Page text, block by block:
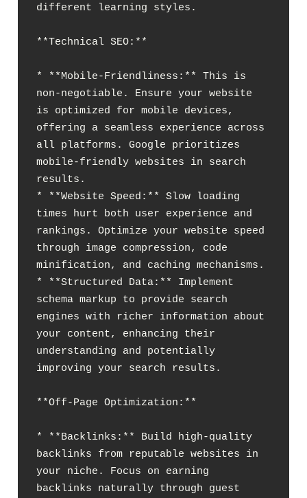
different learning styles.
**Technical SEO:**
* **Mobile-Friendliness:** This is
non-negotiable. Ensure your website
is optimized for mobile devices,
offering a seamless experience across
all platforms. Google prioritizes
mobile-friendly websites in search
results.
* **Website Speed:** Slow loading
times hurt both user experience and
rankings. Optimize your website speed
through image compression, code
minification, and caching mechanisms.
* **Structured Data:** Implement
schema markup to provide search
engines with richer information about
your content, enhancing their
understanding and potentially
improving your search results.
**Off-Page Optimization:**
* **Backlinks:** Build high-quality
backlinks from reputable websites in
your niche. Focus on earning
backlinks naturally through guest